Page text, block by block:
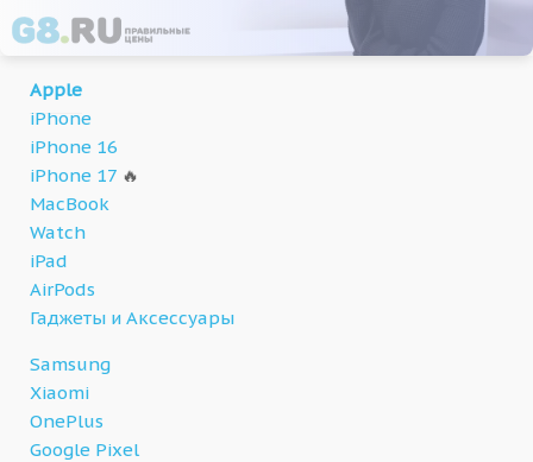
Apple
iPhone
iPhone 16
iPhone 17 🔥
MacBook
Watch
iPad
AirPods
Гаджеты и Аксессуары
Samsung
Xiaomi
OnePlus
Google Pixel